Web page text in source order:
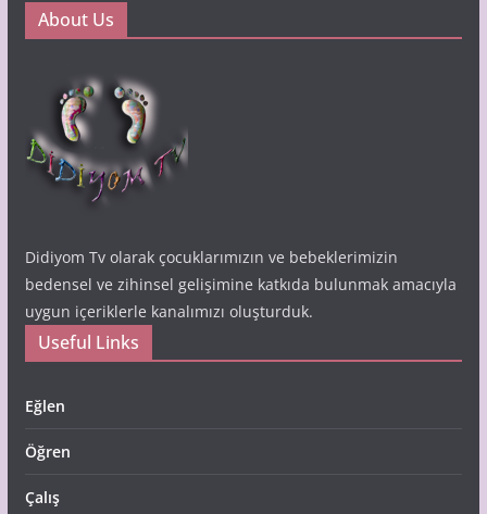
About Us
Didiyom Tv olarak çocuklarımızın ve bebeklerimizin
bedensel ve zihinsel gelişimine katkıda bulunmak amacıyla
uygun içeriklerle kanalımızı oluşturduk.
Useful Links
Eğlen
Öğren
Çalış